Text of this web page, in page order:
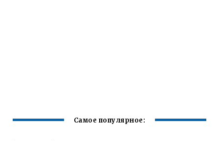
Самое популярное: